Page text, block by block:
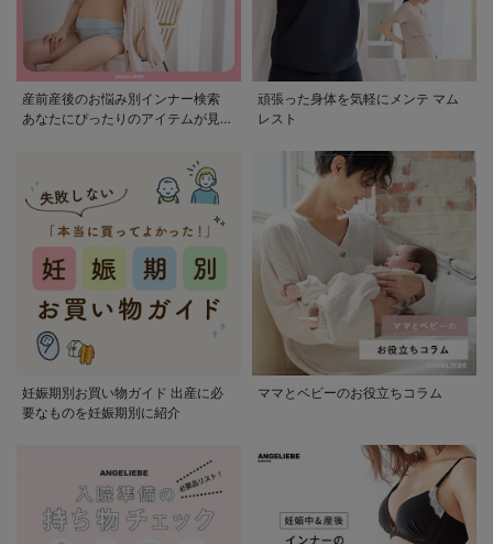
産前産後のお悩み別インナー検索
あなたにぴったりのアイテムが見つ
頑張った身体を気軽にメンテ マム
レスト
妊娠期別お買い物ガイド 出産に必
要なものを妊娠期別に紹介
ママとベビーのお役立ちコラム